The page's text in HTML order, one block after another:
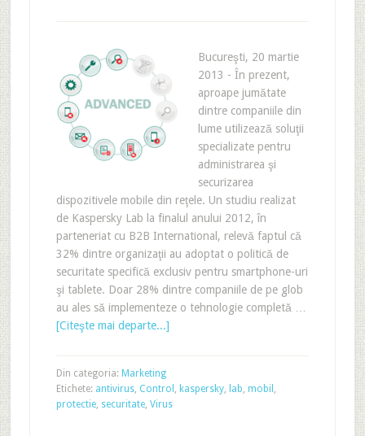
Bucureşti, 20 martie
2013 - În prezent,
aproape jumătate
dintre companiile din
lume utilizează soluţii
specializate pentru
administrarea şi
securizarea
dispozitivele mobile din reţele. Un studiu realizat
de Kaspersky Lab la finalul anului 2012, în
parteneriat cu B2B International, relevă faptul că
32% dintre organizaţii au adoptat o politică de
securitate specifică exclusiv pentru smartphone-uri
şi tablete. Doar 28% dintre companiile de pe glob
au ales să implementeze o tehnologie completă …
[Citeşte mai departe...]
Din categoria: Marketing
Etichete: antivirus, Control , kaspersky, lab, mobil ,
protectie, securitate, Virus